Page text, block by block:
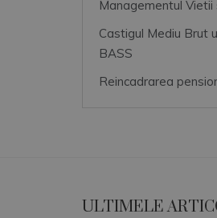
Managementul Vietii
Castigul Mediu Brut
BASS
Reincadrarea
ULTIMELE